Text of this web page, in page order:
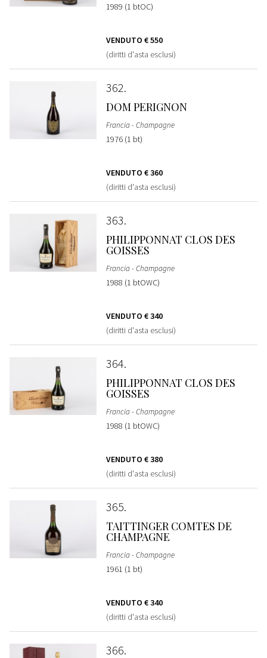
1989 (1 btOC)
VENDUTO € 550
(diritti d'asta esclusi)
362
DOM PERIGNON
Francia - Champagne
1976 (1 bt)
VENDUTO € 360
(diritti d'asta esclusi)
363
PHILIPPONNAT CLOS DES
GOISSES
Francia - Champagne
1988 (1 btOWC)
VENDUTO € 340
(diritti d'asta esclusi)
364
PHILIPPONNAT CLOS DES
GOISSES
Francia - Champagne
1988 (1 btOWC)
VENDUTO € 380
(diritti d'asta esclusi)
365
TAITTINGER COMTES DE
CHAMPAGNE
Francia - Champagne
1961 (1 bt)
VENDUTO € 340
(diritti d'asta esclusi)
366